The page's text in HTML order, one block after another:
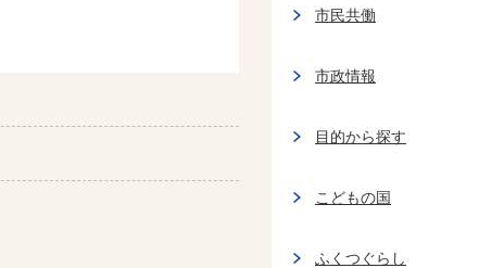
市民共働
市政情報
目的から探す
こどもの国
ふくつぐらし